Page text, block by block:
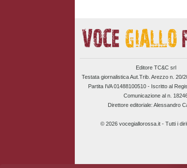
Editore TC&C srl
Testata giornalistica Aut.Trib. Arezzo n. 20/
Partita IVA 01488100510 - Iscritto al
Comunicazione al n.
Direttore editoriale: Alessandro
© 2026 vocegiallorossa.it - Tutti i